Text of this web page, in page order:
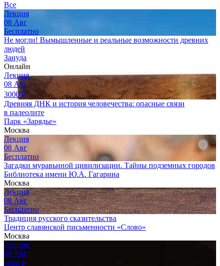
Все
Лекция
08 Авг
Бесплатно
Не могли! Вымышленные и реальные возможности древних
людей
Зануда
Онлайн
Лекция
08 Авг
3000₽
Древняя ДНК и история человечества: опасные связи
в палеолите
Парк «Зарядье»
Москва
Лекция
08 Авг
Бесплатно
Загадки муравьиной цивилизации. Тайны подземных городов
Библиотека имени Ю.А. Гагарина
Москва
Лекция
08 Авг
Бесплатно
Традиция русского сказительства
Центр славянской письменности «Слово»
Москва
Лекция
08 Авг
3000 ₽